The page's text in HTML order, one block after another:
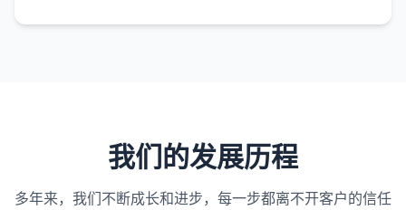
我们的发展历程
多年来，我们不断成长和进步，每一步都离不开客户的信任